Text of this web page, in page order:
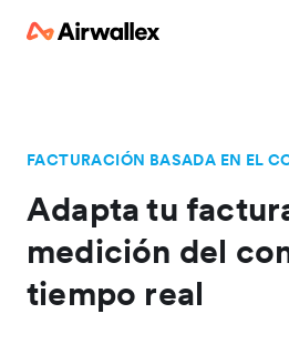
FACTURACIÓN BASADA EN EL
Adapta tu
medición del
tiempo real